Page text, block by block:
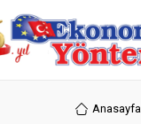
Anasayfa